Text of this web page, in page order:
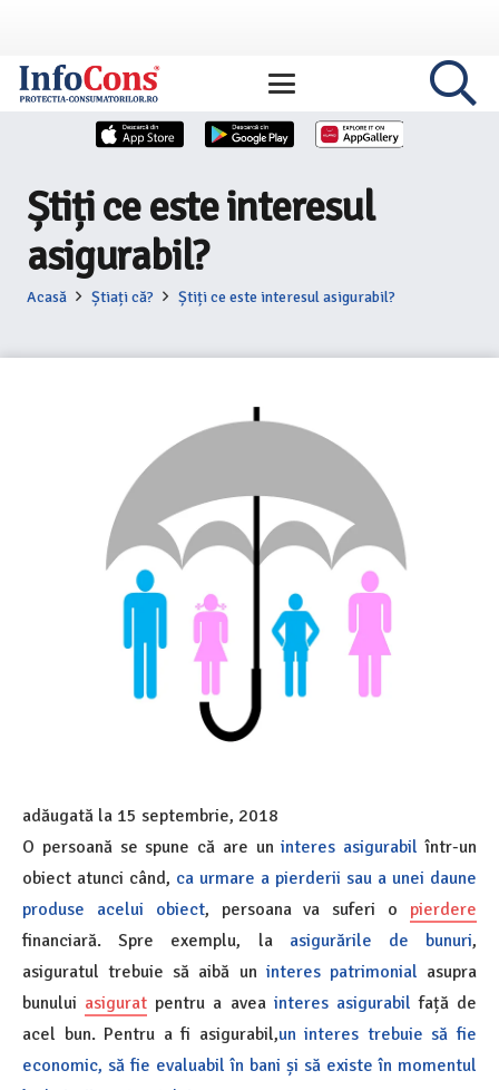
Știți ce este interesul
asigurabil?
Acasă Știați că? Știți ce este interesul asigurabil?
adăugată la 15 septembrie, 2018
O persoană se spune că are uninteres asigurabil într-un
obiect atunci când, ca urmare a pierderii sau a unei daune
produse acelui obiect, persoana va suferi o pierdere
financiară. Spre exemplu, la asigurările de bunuri,
asiguratul trebuie să aibă un interes patrimonial asupra
bunului asigurat pentru a avea interes asigurabil față de
acel bun. Pentru a fi asigurabil,un interes trebuie să fie
economic, să fie evaluabil în bani și să existe în momentul